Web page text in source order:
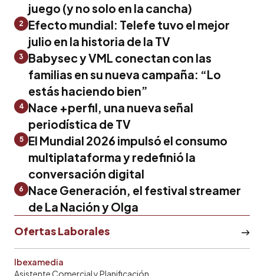
juego (y no solo en la cancha)
2
Efecto mundial: Telefe tuvo el mejor
julio en la historia de la TV
3
Babysec y VML conectan con las
familias en su nueva campaña: “Lo
estás haciendo bien”
4 Nace +perfil, una nueva señal
periodística de TV
5
El Mundial 2026 impulsó el consumo
multiplataforma y redefinió la
conversación digital
6
Nace Generación, el festival streamer
de La Nación y Olga
Ofertas Laborales
Ibexamedia
Asistente Comercial y Planificación